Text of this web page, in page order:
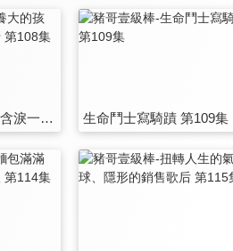
佛陀養大的孩子、含淚一脫為救母 第108集 生命鬥士寫騎蹟 第109集